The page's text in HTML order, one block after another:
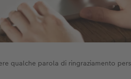
qualche parola di ringraziamento